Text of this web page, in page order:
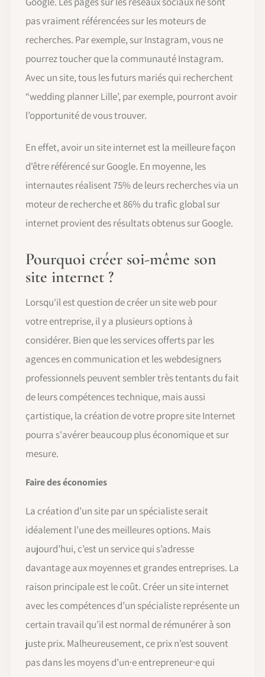
pas vraiment référencées sur les moteurs de
recherches. Par exemple, sur Instagram, vous ne
pourrez toucher que la communauté Instagram.
Avec un site, tous les futurs mariés qui recherchent
“wedding planner Lille’, par exemple, pourront avoir
l’opportunité de vous trouver.
En effet, avoir un site internet est la meilleure façon
d'être référencé sur Google. En moyenne, les
internautes réalisent 75% de leurs recherches via un
moteur de recherche et 86% du trafic global sur
internet provient des résultats obtenus sur Google.
Pourquoi créer soi-même son
site internet ?
Lorsqu'il est question de créer un site web pour
votre entreprise, il y a plusieurs options à
considérer. Bien que les services offerts par les
agences en communication et les webdesigners
professionnels peuvent sembler très tentants du fait
de leurs compétences technique, mais aussi
çartistique, la création de votre propre site Internet
pourra s'avérer beaucoup plus économique et sur
mesure.
Faire des économies
La création d’un site par un spécialiste serait
idéalement l’une des meilleures options. Mais
aujourd’hui, c’est un service qui s’adresse
davantage aux moyennes et grandes entreprises. La
raison principale est le coût. Créer un site internet
avec les compétences d’un spécialiste représente un
certain travail qu’il est normal de rémunérer à son
juste prix. Malheureusement, ce prix n’est souvent
pas dans les moyens d’un·e entrepreneur·e qui